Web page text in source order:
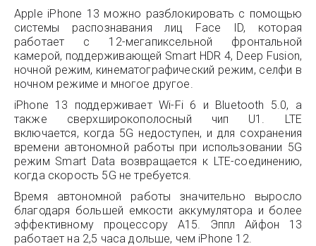
Apple iPhone 13 можно разблокировать с помощью
системы распознавания лиц Face ID, которая
работает с 12-мегапиксельной фронтальной
камерой, поддерживающей Smart HDR 4, Deep Fusion,
ночной режим, кинематографический режим, селфи в
ночном режиме и многое другое.
iPhone 13 поддерживает Wi-Fi 6 и Bluetooth 5.0, а
также сверхширокополосный чип U1. LTE
включается, когда 5G недоступен, и для сохранения
времени автономной работы при использовании 5G
режим Smart Data возвращается к LTE-соединению,
когда скорость 5G не требуется.
Время автономной работы значительно выросло
благодаря большей емкости аккумулятора и более
эффективному процессору A15. Эппл Айфон 13
работает на 2,5 часа дольше, чем iPhone 12.